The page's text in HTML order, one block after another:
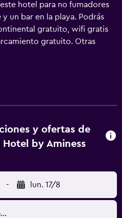
hotel para no fumadores
un bar en la playa. Podrás
gratuito, wifi gratis
gratuito. Otras
junto a la piscina, una piscina
24 horas. Orsan
Este hotel en Orebic ofrece
Se ofrece servicio de
piscina al aire libre
las actividades de
indican más abajo en las
(es posible que se
y ofertas de
by Aminess
- lun. 17/8